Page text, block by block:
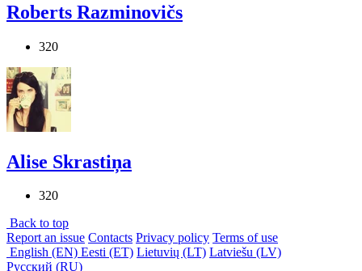
Roberts Razminovičs
320
Alise Skrastiņa
320
Back to top
Report an issue Contacts Privacy policy Terms of use
English (EN) Eesti (ET) Lietuvių (LT) Latviešu (LV)
Русский (RU)